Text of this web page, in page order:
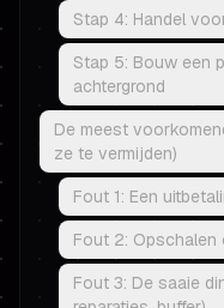
Stap 4: Handel
Stap 5: Bouw een
achtergrond
De meest
ze te vermijden)
Fout 1: Een
Fout 2:
Fout 3: De saaie